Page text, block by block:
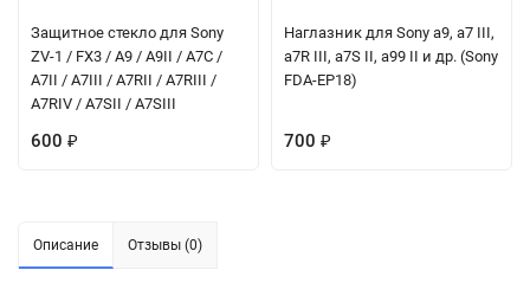
Защитное стекло для Sony
ZV-1 / FX3 / A9 / A9II / A7C /
A7II / A7III / A7RII / A7RIII /
A7RIV / A7SII / A7SIII
600 ₽
Наглазник для Sony a9, a7 III,
a7R III, a7S II, a99 II и др. (Sony
FDA-EP18)
700 ₽
Описание Отзывы (0)